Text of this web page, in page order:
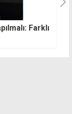
Farklı